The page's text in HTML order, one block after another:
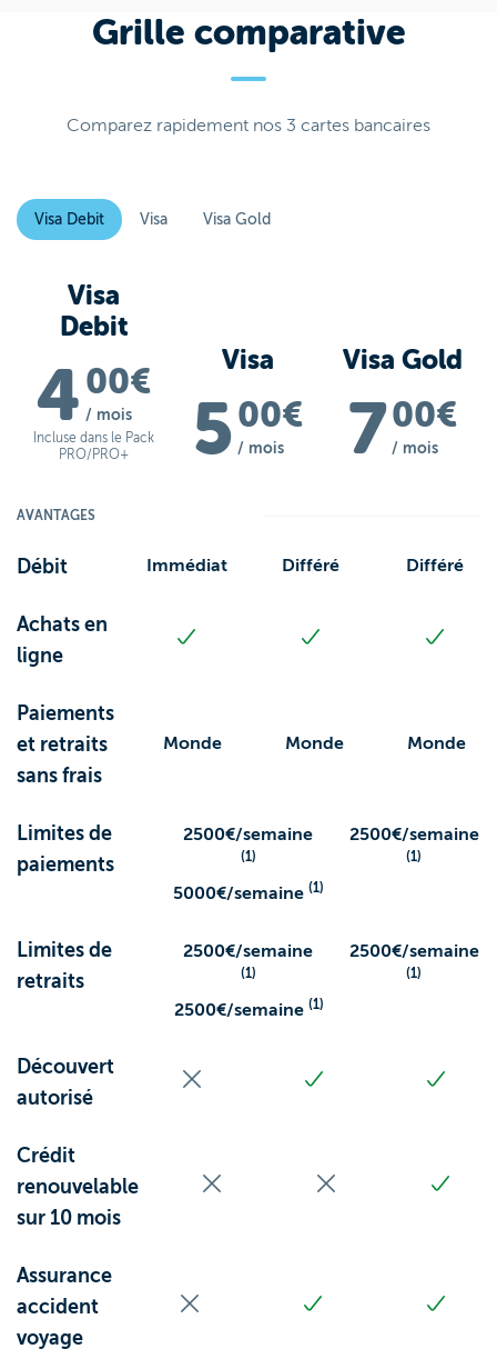
Grille comparative
Comparez rapidement nos 3 cartes bancaires
Visa Debit Visa Visa Gold
Visa
Debit
400€
/ mois
Incluse dans le Pack
PRO/PRO+
Visa
500€
/ mois
Visa Gold
700€
/ mois
AVANTAGES
Débit Immédiat Différé Différé
Achats en
ligne
Paiements
et retraits
sans frais
Monde Monde Monde
Limites de
paiements
2500€/semaine
(1)
2500€/semaine
(1)
5000€/semaine (1)
Limites de
retraits
2500€/semaine
(1)
2500€/semaine
(1)
2500€/semaine (1)
Découvert
autorisé
Crédit
renouvelable
sur 10 mois
Assurance
accident
voyage